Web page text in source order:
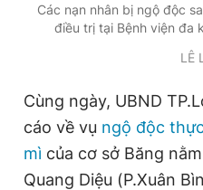
Tổng biên tập: Nguyễn Ngọc
Phó tổng biên tập thường trực:
Phó tổng biên tập: Lâm Hiếu
Giấy phép xuất bản số 110/
© 2003-2026 Bản quyền thuộc
chép dưới mọi hình thức nếu
bản. Phát triển bởi ePi
Các nạn nhân bị ngộ độc
điều trị tại Bệnh viện đa
LÊ
Cùng ngày, UBND
cáo về vụ ngộ độc
mì của cơ sở Băng
Quang Diệu (P.Xuân